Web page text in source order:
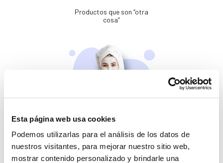
Esta página web usa cookies
Podemos utilizarlas para el análisis de los datos de
nuestros visitantes, para mejorar nuestro sitio web,
mostrar contenido personalizado y brindarle una
Productos que son “otra
cosa”
Si no te mimas tú…